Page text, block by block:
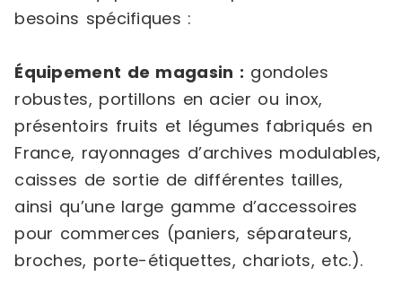
besoins spécifiques :
Équipement de magasin : gondoles
robustes, portillons en acier ou inox,
présentoirs fruits et légumes fabriqués en
France, rayonnages d’archives modulables,
caisses de sortie de différentes tailles,
ainsi qu’une large gamme d’accessoires
pour commerces (paniers, séparateurs,
broches, porte-étiquettes, chariots, etc.).